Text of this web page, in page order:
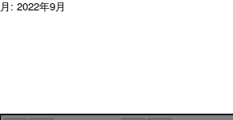
月: 2022年9月